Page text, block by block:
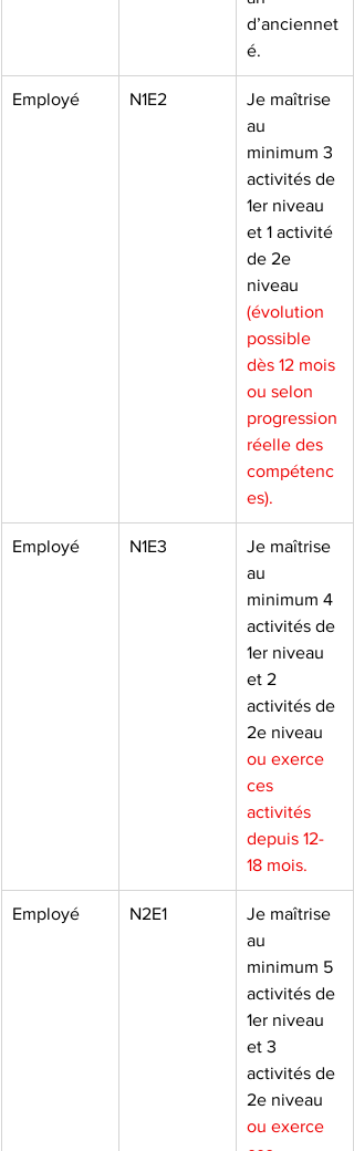
d’anciennet
é.
Employé N1E2
Je maîtrise
au
minimum 3
activités de
1er niveau
et 1 activité
de 2e
niveau
(évolution
possible
dès 12 mois
ou selon
progression
réelle des
compétenc
es).
Employé N1E3
Je maîtrise
au
minimum 4
activités de
1er niveau
et 2
activités de
2e niveau
ou exerce
ces
activités
depuis 12-
18 mois.
Employé N2E1
Je maîtrise
au
minimum 5
activités de
1er niveau
et 3
activités de
2e niveau
ou exerce